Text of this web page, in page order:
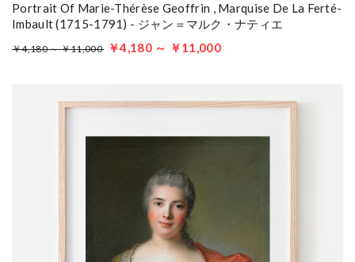
Portrait Of Marie-Thérèse Geoffrin , Marquise De La Ferté-
Imbault (1715-1791) - ジャン＝マルク・ナティエ
￥4,180 ～ ￥11,000 ￥4,180 ～ ￥11,000